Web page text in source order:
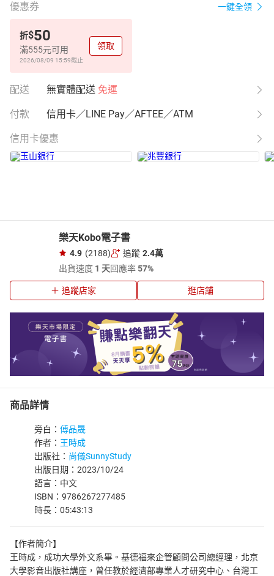
優惠券 一鍵全領
折$50
滿555元可用
2026/08/09 15:59截止
領取
配送 無實體配送 免運
付款 信用卡／LINE Pay／AFTEE／ATM
信用卡優惠
樂天Kobo電子書
4.9 (2188) 追蹤 2.4萬
出貨速度 1 天回應率57%
追蹤店家 逛店舖
商品詳情
旁白： 傅品晟
作者： 王時成
出版社： 尚儀SunnyStudy
出版日期：2023/10/24
語言：中文
ISBN：9786267277485
時長：05:43:13
【作者簡介】
王時成，成功大學外文系畢。基德福來企管顧問公司總經理，北京
大學影音出版社講座，曾任教於經濟部專業人才研究中心、台灣工